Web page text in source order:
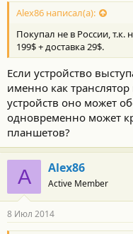
Alex86 написал(а):
Покупал не в России, т.к.
199$ + доставка 29$.
Если устройство
именно как
устройств оно может
одновременно может
планшетов?
A Alex86
Active Member
8 Июл 2014